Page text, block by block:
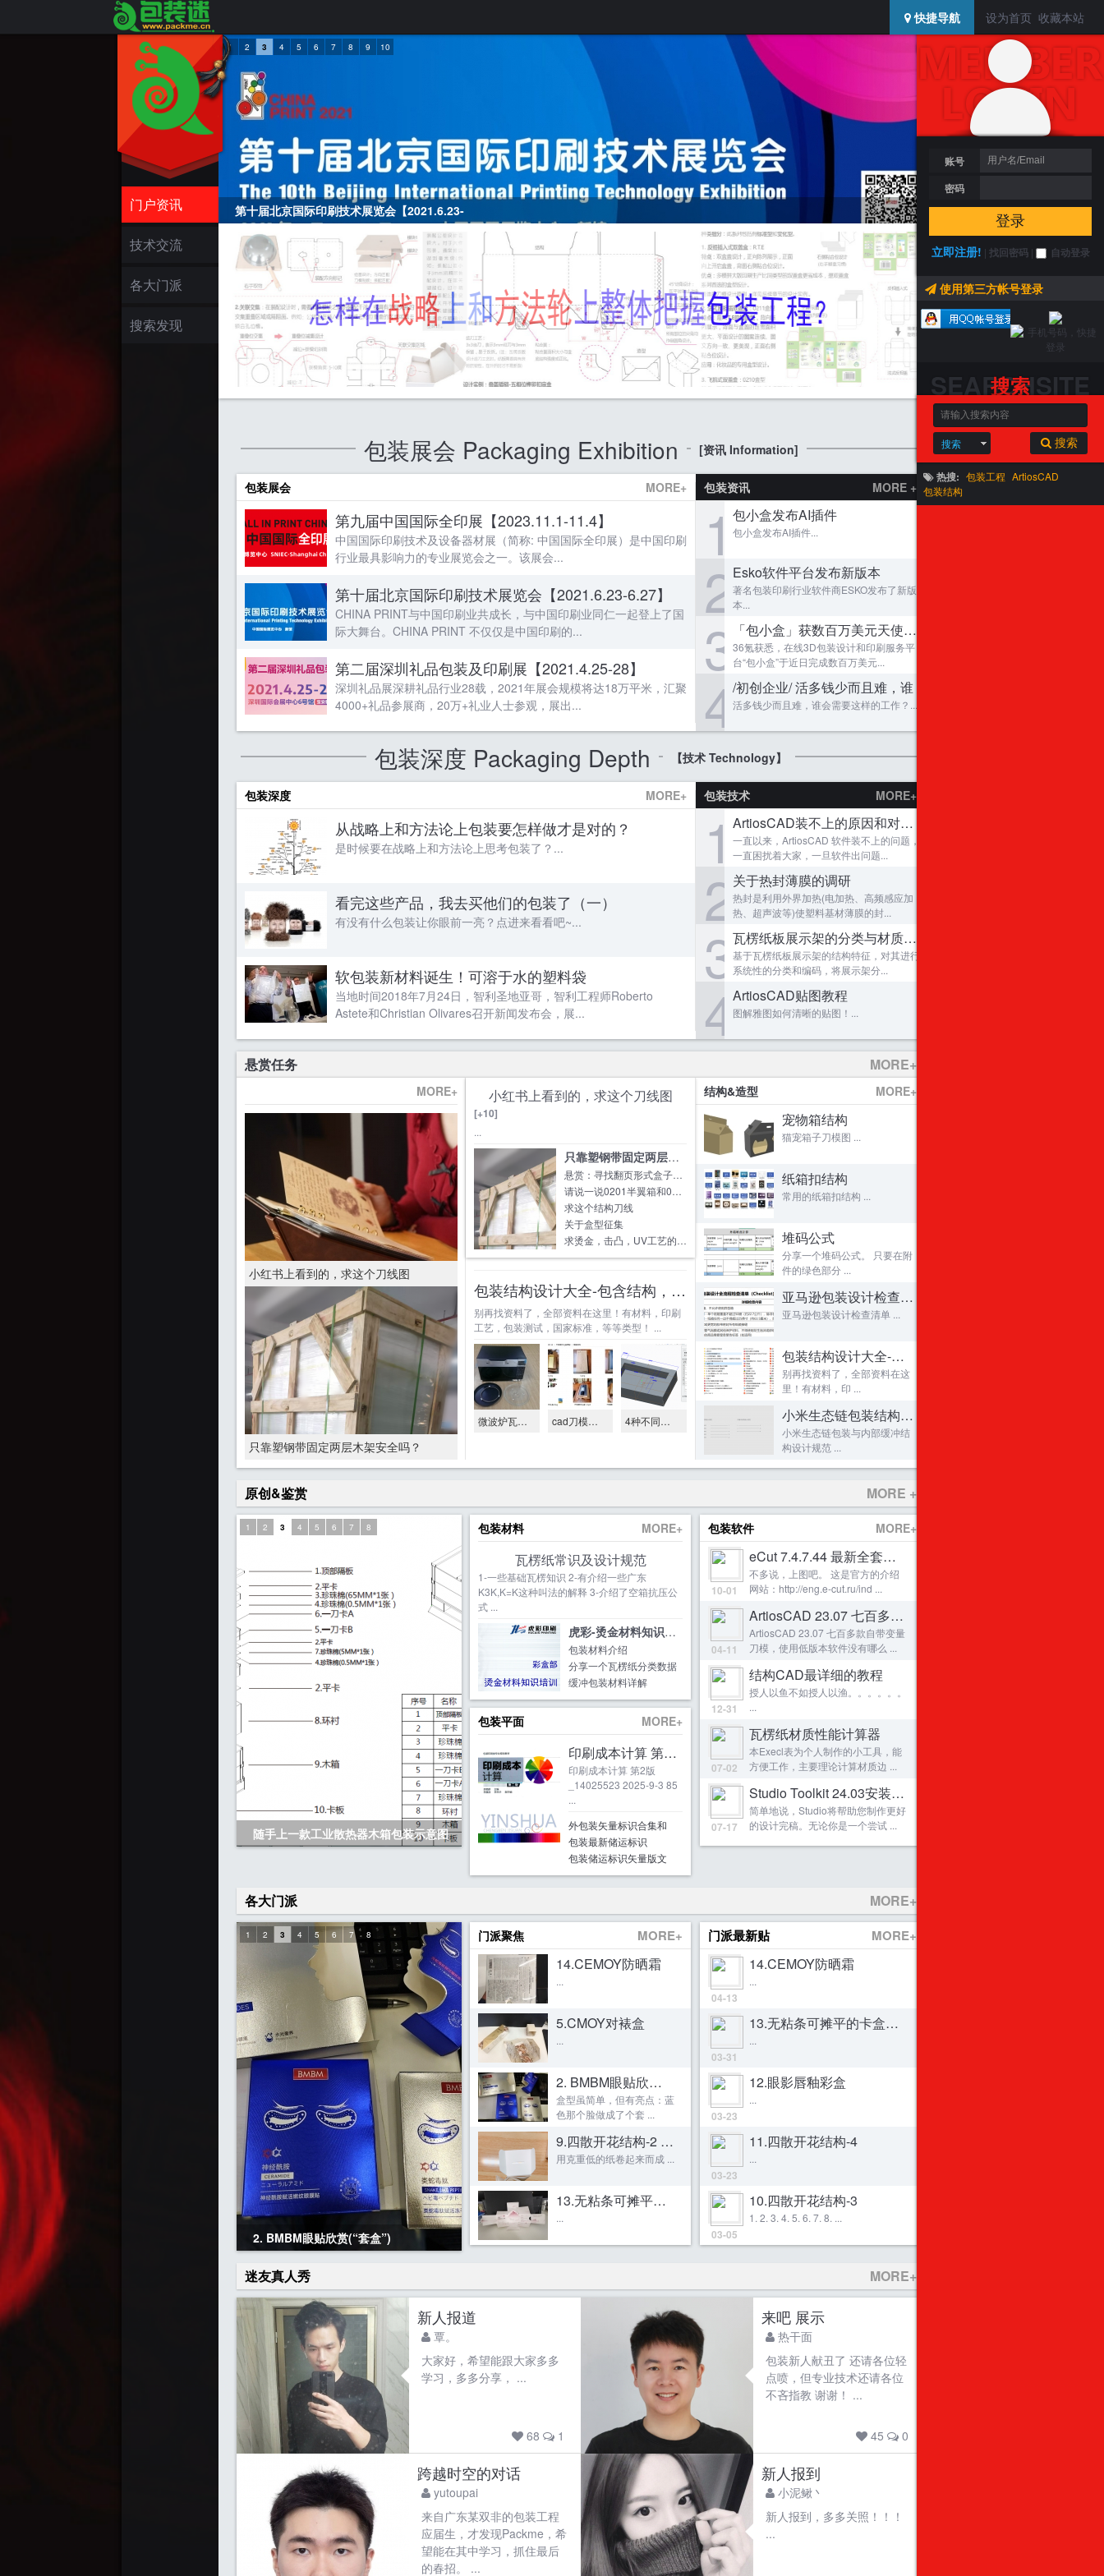
设为首页 收藏本站
快捷导航
门户资讯
技术交流
各大门派
搜索发现
登陆 / 注册
搜索
USERCENTER
账号
密码
登录
立即注册! | 找回密码| 自动登录
使用第三方帐号登录
SEARCHSITE
搜索
搜索 搜索
热搜: 包装工程 ArtiosCAD
包装结构
第十届北京国际印刷技术展览会【2021.6.23-
1 2 3 4 5 6 7 8 9 10
包装展会 Packaging Exhibition [资讯 Information]
包装展会 MORE+
第九届中国国际全印展【2023.11.1-11.4】
中国国际印刷技术及设备器材展（简称: 中国国际全印展）是中国印刷
行业最具影响力的专业展览会之一。该展会...
第十届北京国际印刷技术展览会【2021.6.23-6.27】
CHINA PRINT与中国印刷业共成长，与中国印刷业同仁一起登上了国
际大舞台。CHINA PRINT 不仅仅是中国印刷的...
第二届深圳礼品包装及印刷展【2021.4.25-28】
深圳礼品展深耕礼品行业28载，2021年展会规模将达18万平米，汇聚
4000+礼品参展商，20万+礼业人士参观，展出...
包装资讯 MORE +
1包小盒发布AI插件
包小盒发布AI插件...
2Esko软件平台发布新版本
著名包装印刷行业软件商ESKO发布了新版
本...
3 「包小盒」获数百万美元天使轮融
36氪获悉，在线3D包装设计和印刷服务平
台“包小盒”于近日完成数百万美元...
4/初创企业/ 活多钱少而且难，谁
活多钱少而且难，谁会需要这样的工作？...
包装深度 Packaging Depth 【技术 Technology】
包装深度 MORE+
从战略上和方法论上包装要怎样做才是对的？
是时候要在战略上和方法论上思考包装了？...
看完这些产品，我去买他们的包装了（一）
有没有什么包装让你眼前一亮？点进来看看吧~...
软包装新材料诞生！可溶于水的塑料袋
当地时间2018年7月24日，智利圣地亚哥，智利工程师Roberto
Astete和Christian Olivares召开新闻发布会，展...
包装技术 MORE+
1 ArtiosCAD装不上的原因和对策 ？
一直以来，ArtiosCAD 软件装不上的问题，
一直困扰着大家，一旦软件出问题...
2关于热封薄膜的调研
热封是利用外界加热(电加热、高频感应加
热、超声波等)使塑料基材薄膜的封...
3 瓦楞纸板展示架的分类与材质要求
基于瓦楞纸板展示架的结构特征，对其进行
系统性的分类和编码，将展示架分...
4ArtiosCAD贴图教程
图解雅图如何清晰的贴图！...
悬赏任务 MORE+
MORE+
小红书上看到的，求这个刀线图
只靠塑钢带固定两层木架安全吗？
小红书上看到的，求这个刀线图
[+10]
...
只靠塑钢带固定两层木架安全吗？
悬赏：寻找翻页形式盒子的成熟结构
请说一说0201半翼箱和0202全翼箱的优点和缺
求这个结构刀线
关于盒型征集
求烫金，击凸，UV工艺的报价规则
包装结构设计大全-包含结构，印刷，材料，
别再找资料了，全部资料在这里！有材料，印刷
工艺，包装测试，国家标准，等等类型！ ...
微波炉瓦楞缓冲包装 cad刀模绘图视频教程 4种不同的软件实现包装结构参数化
结构&造型 MORE+
宠物箱结构
猫宠箱子刀模图 ...
纸箱扣结构
常用的纸箱扣结构 ...
堆码公式
分享一个堆码公式。 只要在附
件的绿色部分 ...
亚马逊包装设计检查清单
亚马逊包装设计检查清单 ...
包装结构设计大全-包含结构
别再找资料了，全部资料在这
里！有材料，印 ...
小米生态链包装结构设计规范
小米生态链包装与内部缓冲结
构设计规范 ...
原创&鉴赏 MORE +
随手上一款工业散热器木箱包装示意图
1 2 3 4 5 6 7 8 包装材料 MORE+
瓦楞纸常识及设计规范
1-一些基础瓦楞知识 2-有介绍一些广东
K3K,K=K这种叫法的解释 3-介绍了空箱抗压公
式 ...
虎彩-烫金材料知识培训
包装材料介绍
分享一个瓦楞纸分类数据
缓冲包装材料详解
包装平面 MORE+
印刷成本计算 第2版_
印刷成本计算 第2版
_14025523 2025-9-3 85
...
外包装矢量标识合集和
包装最新储运标识
包装储运标识矢量版文
包装软件 MORE+
10-01
eCut 7.4.7.44 最新全套完美和谐版 X3- 202
不多说，上图吧。 这是官方的介绍
网站：http://eng.e-cut.ru/ind ...
04-11
ArtiosCAD 23.07 七百多款变量刀模
ArtiosCAD 23.07 七百多款自带变量
刀模，使用低版本软件没有哪么 ...
12-31
结构CAD最详细的教程
授人以鱼不如授人以渔。。。。。。
...
07-02
瓦楞纸材质性能计算器
本Execl表为个人制作的小工具，能
方便工作，主要理论计算材质边 ...
07-17
Studio Toolkit 24.03安装软件
简单地说，Studio将帮助您制作更好
的设计完稿。无论你是一个尝试 ...
各大门派 MORE+
2. BMBM眼贴欣赏(“套盒”)
1 2 3 4 5 6 7 8 门派聚焦 MORE+
14.CEMOY防晒霜
...
5.CMOY对裱盒
...
2. BMBM眼贴欣赏(“套盒”)
盒型虽简单，但有亮点：蓝
色那个脸做成了个套 ...
9.四散开花结构-2 （touchme 护手霜）
用克重低的纸卷起来而成 ...
13.无粘条可摊平的卡盒（稀物集卸妆膏）
...
门派最新贴 MORE+
04-13
14.CEMOY防晒霜
...
03-31
13.无粘条可摊平的卡盒（稀物集卸妆膏）
...
03-23
12.眼影唇釉彩盒
...
03-23
11.四散开花结构-4
...
03-05
10.四散开花结构-3
1. 2. 3. 4. 5. 6. 7. 8. ...
迷友真人秀 MORE+
新人报道
覃。
大家好，希望能跟大家多多
学习，多多分享， ...
68 1
来吧 展示
热干面
包装新人献丑了 还请各位轻
点喷，但专业技术还请各位
不吝指教 谢谢！ ...
45 0
跨越时空的对话
yutoupai
来自广东某双非的包装工程
应届生，才发现Packme，希
望能在其中学习，抓住最后
的春招。 ...
新人报到
小泥鳅丶
新人报到，多多关照！！！
...
SIDEBAR
包装迷活动 MORE +
第7届深圳礼品包装展
马跃新程，岁启华章！2026年包装迷红包计划